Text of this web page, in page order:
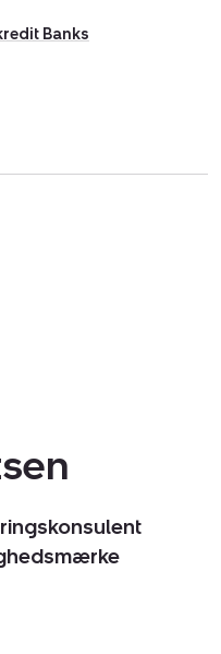
Banks